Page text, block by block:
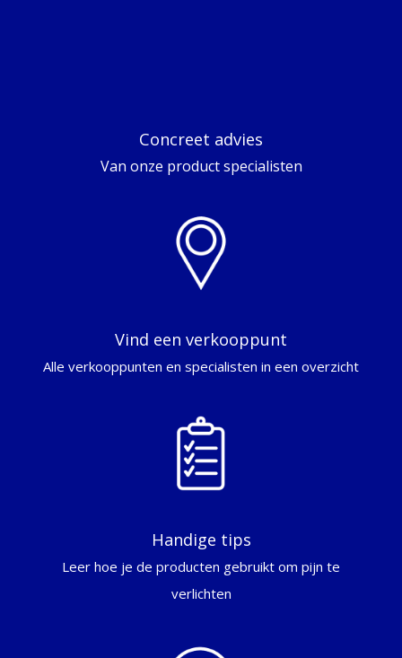
Concreet advies
Van onze product specialisten
Vind een verkooppunt
Alle verkooppunten en specialisten in een overzicht
Handige tips
Leer hoe je de producten gebruikt om pijn te
verlichten